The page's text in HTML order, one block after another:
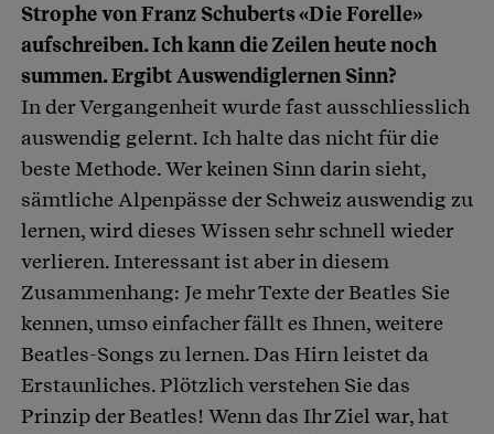
Strophe von Franz Schuberts «Die Forelle»
aufschreiben. Ich kann die Zeilen heute noch
summen. Ergibt Auswendiglernen Sinn?
In der Vergangenheit wurde fast ausschliesslich
auswendig gelernt. Ich halte das nicht für die
beste Methode. Wer keinen Sinn darin sieht,
sämtliche Alpenpässe der Schweiz auswendig zu
lernen, wird dieses Wissen sehr schnell wieder
verlieren. Interessant ist aber in diesem
Zusammenhang: Je mehr Texte der Beatles Sie
kennen, umso einfacher fällt es Ihnen, weitere
Beatles-Songs zu lernen. Das Hirn leistet da
Erstaunliches. Plötzlich verstehen Sie das
Prinzip der Beatles! Wenn das Ihr Ziel war, hat